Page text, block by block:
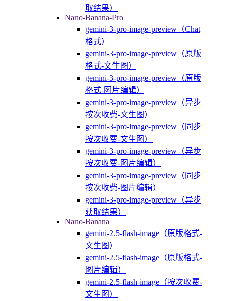
取结果）
Nano-Banana-Pro
gemini-3-pro-image-preview（Chat
格式）
gemini-3-pro-image-preview（原版
格式-文生图）
gemini-3-pro-image-preview（原版
格式-图片编辑）
gemini-3-pro-image-preview（异步
按次收费-文生图）
gemini-3-pro-image-preview（同步
按次收费-文生图）
gemini-3-pro-image-preview（异步
按次收费-图片编辑）
gemini-3-pro-image-preview（同步
按次收费-图片编辑）
gemini-3-pro-image-preview（异步
获取结果）
Nano-Banana
gemini-2.5-flash-image（原版格式-
文生图）
gemini-2.5-flash-image（原版格式-
图片编辑）
gemini-2.5-flash-image（按次收费-
文生图）